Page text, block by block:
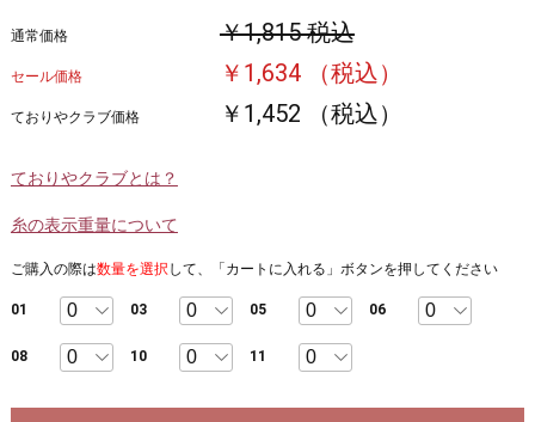
通常価格 ￥1,815 税込
セール価格 ￥1,634 （税込）
ておりやクラブ価格 ￥1,452 （税込）
ておりやクラブとは？
糸の表示重量について
ご購入の際は数量を選択 して、「カートに入れる」ボタンを押してください
01 03 05 06
08 10 11